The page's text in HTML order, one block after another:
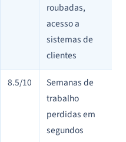
roubadas,
acesso a
sistemas de
clientes
8.5/10
Semanas de
trabalho
perdidas em
segundos